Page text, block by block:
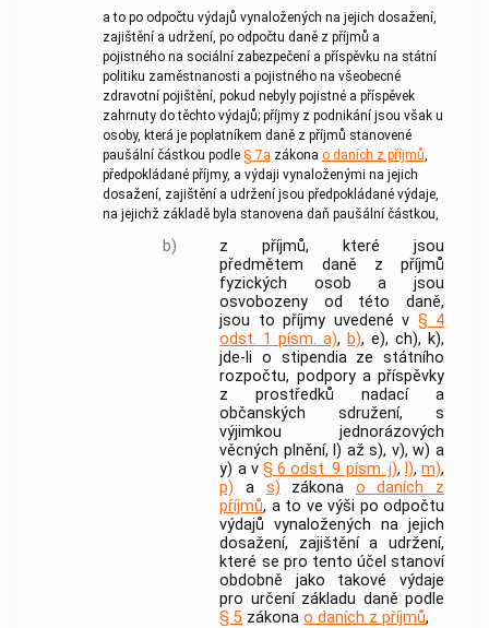
a to po odpočtu výdajů vynaložených na jejich dosažení,
zajištění a udržení, po odpočtu daně z příjmů a
pojistného na sociální zabezpečení a příspěvku na státní
politiku zaměstnanosti a pojistného na všeobecné
zdravotní pojištění, pokud nebyly pojistné a příspěvek
zahrnuty do těchto výdajů; příjmy z podnikání jsou však u
osoby, která je poplatníkem daně z příjmů stanovené
paušální částkou podle § 7a zákona o daních z příjmů,
předpokládané příjmy, a výdaji vynaloženými na jejich
dosažení, zajištění a udržení jsou předpokládané výdaje,
na jejichž základě byla stanovena daň paušální částkou,
b)
z příjmů, které jsou
předmětem daně z příjmů
fyzických osob a jsou
osvobozeny od této daně,
jsou to příjmy uvedené v § 4
odst. 1 písm. a), b), e), ch), k),
jde-li o stipendia ze státního
rozpočtu, podpory a příspěvky
z prostředků nadací a
občanských sdružení, s
výjimkou jednorázových
věcných plnění, l) až s), v), w) a
y) a v § 6 odst. 9 písm. j), l),m),
p) a s) zákona o daních z
příjmů, a to ve výši po odpočtu
výdajů vynaložených na jejich
dosažení, zajištění a udržení,
které se pro tento účel stanoví
obdobně jako takové výdaje
pro určení základu daně podle
§ 5 zákonao daních z příjmů,